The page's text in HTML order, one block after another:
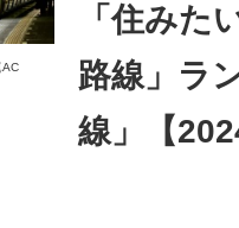
AC
「住みた
路線」ラ
線」【